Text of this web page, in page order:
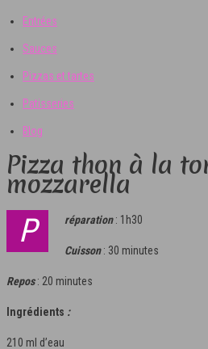
Entrées
Sauces
Pizzas et tartes
Patisseries
Blog
Pizza thon à la
mozzarella
Préparation: 1h30
Cuisson: 30 minutes
Repos: 20 minutes
Ingrédients :
210 ml d’eau